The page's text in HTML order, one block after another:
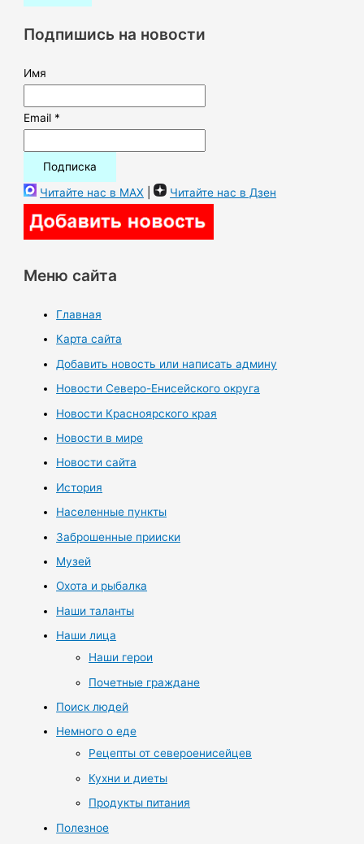
:Подпишись на новости
Имя
Email *
Читайте нас в MAX | Читайте нас в Дзен
Меню сайта
Главная
Карта сайта
Добавить новость или написать админу
Новости Северо-Енисейского округа
Новости Красноярского края
Новости в мире
Новости сайта
История
Населенные пункты
Заброшенные прииски
Музей
Охота и рыбалка
Наши таланты
Наши лица
Наши герои
Почетные граждане
Поиск людей
Немного о еде
Рецепты от североенисейцев
Кухни и диеты
Продукты питания
Полезное